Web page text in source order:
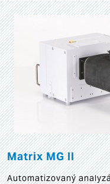
Matrix MG II
Automatizovaný